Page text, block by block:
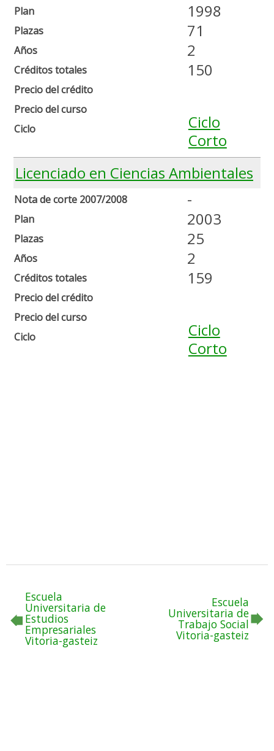
Plan
Plazas
Años
Créditos totales
Precio del crédito
Precio del curso
Ciclo
1998
71
2
150
Ciclo
Corto
Licenciado en Ciencias Ambientales
Nota de corte 2007/2008
Plan
Plazas
Años
Créditos totales
Precio del crédito
Precio del curso
Ciclo
-
2003
25
2
159
Ciclo
Corto
Escuela
Universitaria de
Estudios
Empresariales
Vitoria-gasteiz
Escuela
Universitaria de
Trabajo Social
Vitoria-gasteiz